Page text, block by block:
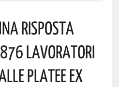
Risposta
Lavoratori
Platee Ex